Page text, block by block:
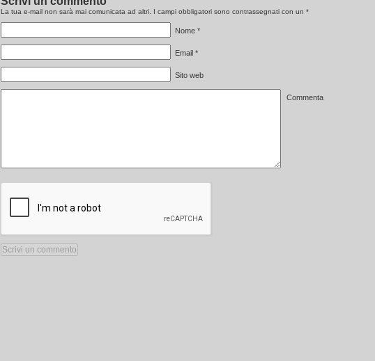
La tua e-mail non sarà mai comunicata ad altri. I campi obbligatori sono contrassegnati con un *
Nome *
Email *
Sito web
Commenta